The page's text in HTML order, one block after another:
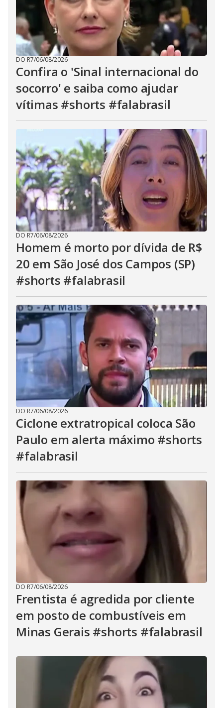
DO R7/06/08/2026
Confira o 'Sinal internacional do
socorro' e saiba como ajudar
vítimas #shorts #falabrasil
DO R7/06/08/2026
Homem é morto por dívida de R$
20 em São José dos Campos (SP)
#shorts #falabrasil
DO R7/06/08/2026
Ciclone extratropical coloca São
Paulo em alerta máximo #shorts
#falabrasil
DO R7/06/08/2026
Frentista é agredida por cliente
em posto de combustíveis em
Minas Gerais #shorts #falabrasil